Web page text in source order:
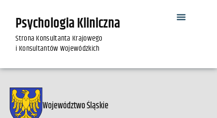
Psychologia Kliniczna
Strona Konsultanta Krajowego
i Konsultantów Wojewódzkich
Województwo Śląskie